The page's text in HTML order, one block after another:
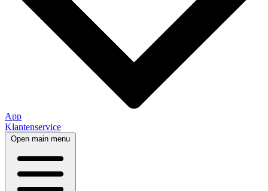
App
Klantenservice
Open main menu